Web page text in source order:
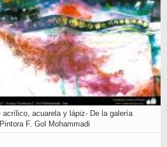
acrílico, acuarela y lápiz- De la galería
F. Gol Mohammadi